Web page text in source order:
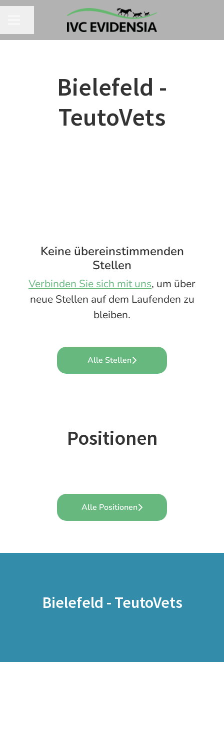
Bielefeld -
TeutoVets
Keine übereinstimmenden
Stellen
Verbinden Sie sich mit uns, um über
neue Stellen auf dem Laufenden zu
bleiben.
Alle Stellen
Positionen
Alle Positionen
Bielefeld - TeutoVets